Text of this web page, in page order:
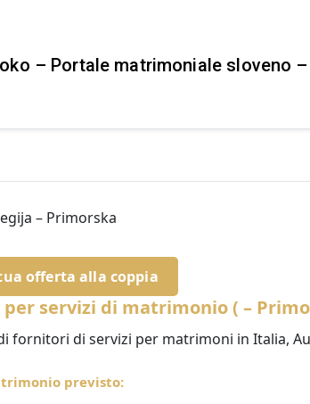
– portale per l’organizzazione di
affidabili, abiti da sposa e un forum
offerta alla coppia
per servizi di matrimonio ( –
fornitori di servizi per matrimoni in Italia,
previsto: